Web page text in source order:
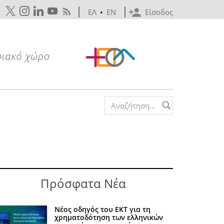
Είσοδος
ΕΛ • EN
Search form
Πρόσφατα Νέα
Νέος οδηγός του ΕΚΤ για τη
χρηματοδότηση των ελληνικών